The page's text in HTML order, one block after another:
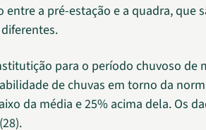
entre a pré-estação e a quadra, que
para o período chuvoso de
de chuvas em torno da
da média e 25% acima dela. Os